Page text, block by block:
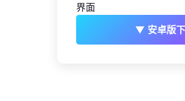
界面
▼ 安卓版